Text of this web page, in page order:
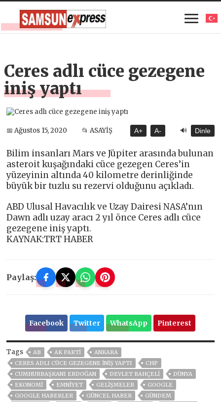
Ceres adlı cüce gezegene
iniş yaptı
📅 Ağustos 15, 2020 📂 ASAYİŞ A+ A- 🔊 Dinle
Bilim insanları Mars ve Jüpiter arasında bulunan
asteroit kuşağındaki cüce gezegen Ceres’in
yüzeyinin altında 40 kilometre derinliğinde
büyük bir tuzlu su rezervi olduğunu açıkladı.
ABD Ulusal Havacılık ve Uzay Dairesi NASA’nın
Dawn adlı uzay aracı 2 yıl önce Ceres adlı cüce
gezegene iniş yaptı.
KAYNAK:TRT HABER
Paylaş:
Facebook Twitter WhatsApp Pinterest
Tags AB AK PARTİ
ANKARA
CERES ADLI CÜCE GEZEGENE INIŞ YAPTI
CHP
CUMHURBAŞKANI ERDOĞAN
DEVLET BAHÇELİ
DÜNYA
EKONOMİ
EMNİYET GELIŞMELER
GOOGLE
GOOGLE HABERLER
GÜNCEL HABER
GÜNDEM